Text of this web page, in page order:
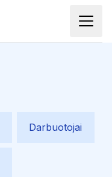
Darbuotojai